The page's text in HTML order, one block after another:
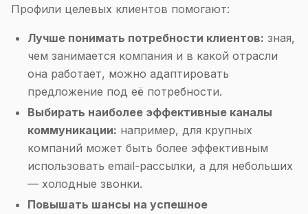
Профили целевых клиентов помогают:
Лучше понимать потребности клиентов: зная,
чем занимается компания и в какой отрасли
она работает, можно адаптировать
предложение под её потребности.
Выбирать наиболее эффективные каналы
коммуникации: например, для крупных
компаний может быть более эффективным
использовать email-рассылки, а для небольших
— холодные звонки.
Повышать шансы на успешное